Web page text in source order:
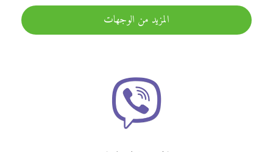
المزيد من الوجهات